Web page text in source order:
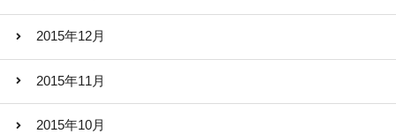
2015年12月
2015年11月
2015年10月